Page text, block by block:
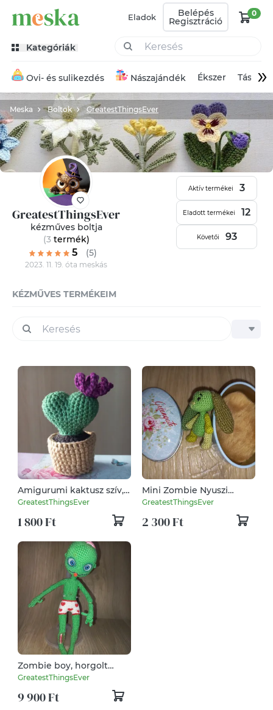
Eladok Belépés
Regisztráció
0
Kategóriák
Ovi- és sulikezdés Nászajándék Ékszer Táska»
Meska Boltok GreatestThingsEver
GreatestThingsEver
kézműves boltja
(3termék)
5 (5)
2023. 11. 19. óta meskás
Aktív termékei 3
Eladott termékei 12
Követői 93
KÉZMŰVES TERMÉKEIM
Amigurumi kaktusz szív,
horgolt figura, 6,5 cm
GreatestThingsEver
1 800 Ft
Mini Zombie Nyuszi
fémdobozban, 4,5 cm,
horgolt figura
GreatestThingsEver
2 300 Ft
Zombie boy, horgolt
figura, 27 cm
GreatestThingsEver
9 900 Ft